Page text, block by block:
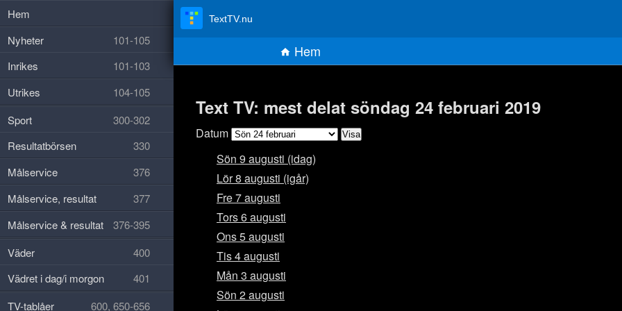
Text TV: mest delat söndag 24 februari 2019
Datum
Sön 9 augusti (idag)
Lör 8 augusti (igår)
Fre 7 augusti
Tors 6 augusti
Ons 5 augusti
Tis 4 augusti
Mån 3 augusti
Sön 2 augusti
TextTV.nu
Hem
Hem
Nyheter
101-105
Inrikes
101-103
Utrikes
104-105
Sport
300-302
Resultatbörsen
330
Målservice
376
Målservice, resultat
377
Målservice & resultat
376-395
Väder
400
Vädret i dag/i morgon
401
TV-tablåer
600, 650-656